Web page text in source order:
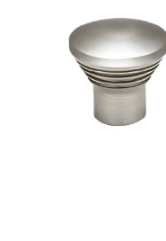
2,20€
through
2,60€